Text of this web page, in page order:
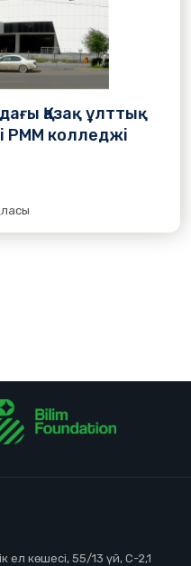
Қазақ ұлттық
РММ колледжі
ел көшесі, 55/13 үй, С-2,1